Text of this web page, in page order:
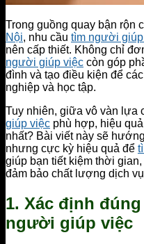
Trong guồng quay bận rộn
Nội, nhu cầu tìm người
nên cấp thiết. Không chỉ
người giúp việc còn góp
đình và tạo điều kiện để
nghiệp và học tập.
Tuy nhiên, giữa vô vàn lựa
giúp việc phù hợp, hiệu
nhất? Bài viết này sẽ
nhưng cực kỳ hiệu quả để
giúp bạn tiết kiệm thời
đảm bảo chất lượng dịch
1. Xác định
người giúp việc